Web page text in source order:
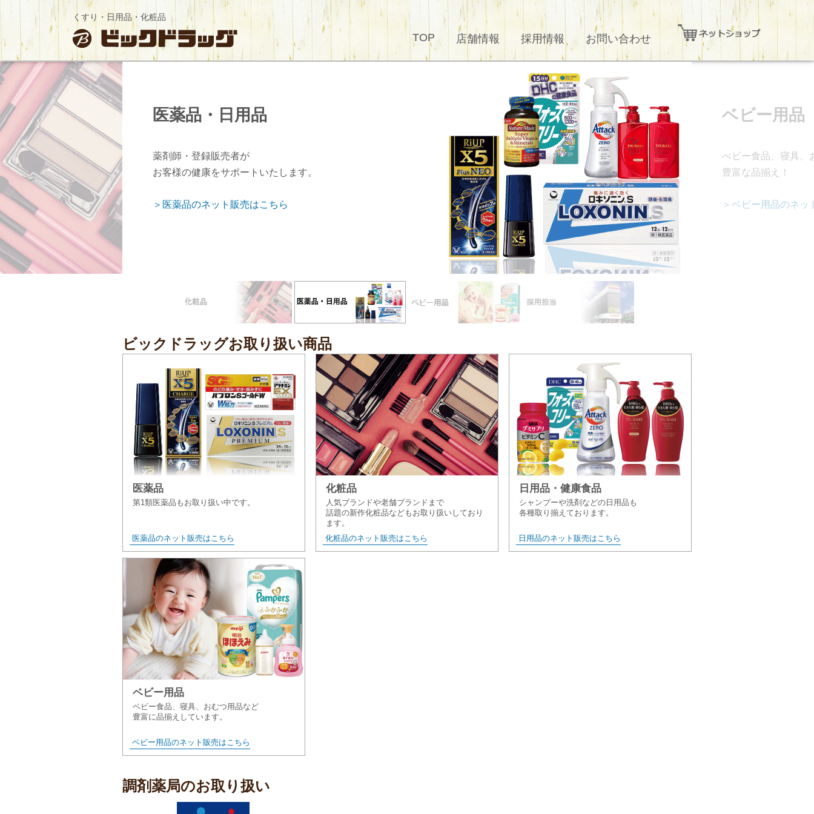
くすり・日用品・化粧品
TOP 店舗情報 採用情報 お問い合わせ
医薬品・日用品
薬剤師・登録販売者が
お客様の健康をサポートいたします。
＞医薬品のネット販売はこちら
ベビー用品
べビー食品、寝具、
豊富な品揃え！
＞ベビー用品のネッ
ビックドラッグお取り扱い商品
医薬品
第1類医薬品もお取り扱い中です。
医薬品のネット販売はこちら
化粧品
人気ブランドや老舗ブランドまで
話題の新作化粧品などもお取り扱いしており
ます。
化粧品のネット販売はこちら
日用品・健康食品
シャンプーや洗剤などの日用品も
各種取り揃えております。
日用品のネット販売はこちら
ベビー用品
ベビー食品、寝具、おむつ用品など
豊富に品揃えしています。
ベビー用品のネット販売はこちら
調剤薬局のお取り扱い